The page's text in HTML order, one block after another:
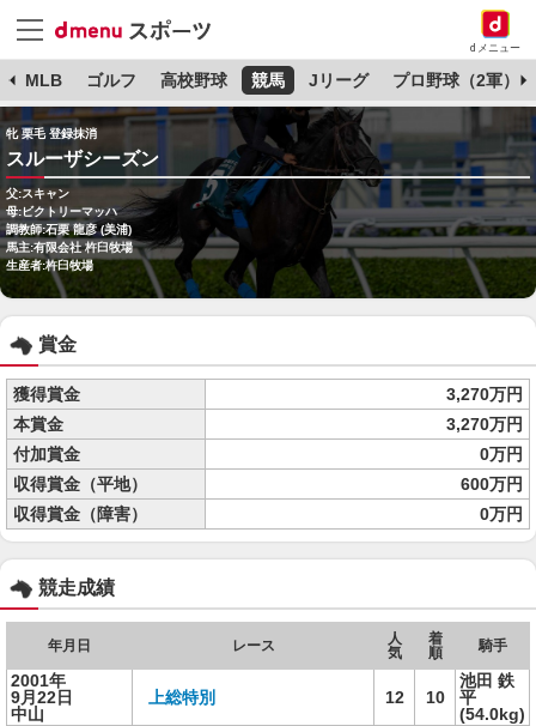
dメニュー
MLB ゴルフ 高校野球 競馬 Jリーグ プロ野球（2軍）
牝 栗毛 登録抹消
スルーザシーズン
父:スキャン
母:ビクトリーマッハ
調教師:石栗 龍彦 (美浦)
馬主:有限会社 杵臼牧場
生産者:杵臼牧場
賞金
獲得賞金
3,270万円
本賞金
3,270万円
付加賞金
0万円
収得賞金（平地）
600万円
収得賞金（障害）
0万円
競走成績
年月日 レース
人
気
着
順
騎手
2001年
9月22日
中山
上総特別 12 10
池田 鉄
平
(54.0kg)